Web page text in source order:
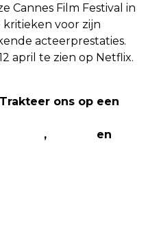
Cannes Film Festival in
voor zijn
acteerprestaties.
april te zien op Netflix.
ons op een
,
en